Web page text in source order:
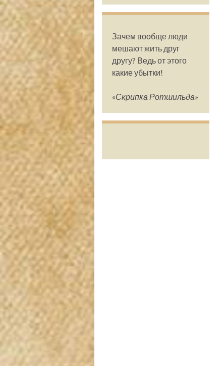
Зачем вообще люди
мешают жить друг
другу? Ведь от этого
какие убытки!
«Скрипка Ротшильда»